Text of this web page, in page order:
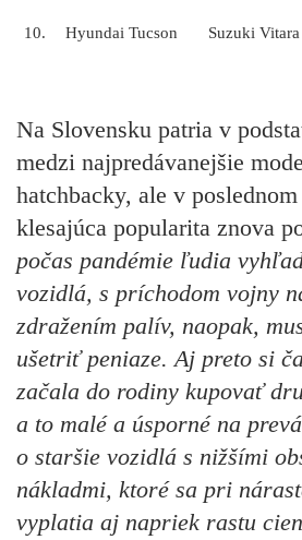
10. Hyundai Tucson Suzuki Vitara
Na Slovensku patria v
medzi najpredávanejšie
hatchbacky, ale v
klesajúca popularita znova
počas pandémie ľudia
vozidlá, s príchodom vojny
zdražením palív, naopak,
ušetriť peniaze. Aj preto si
začala do rodiny kupovať
a to malé a úsporné na
o staršie vozidlá s nižšími
nákladmi, ktoré sa pri
vyplatia aj napriek rastu